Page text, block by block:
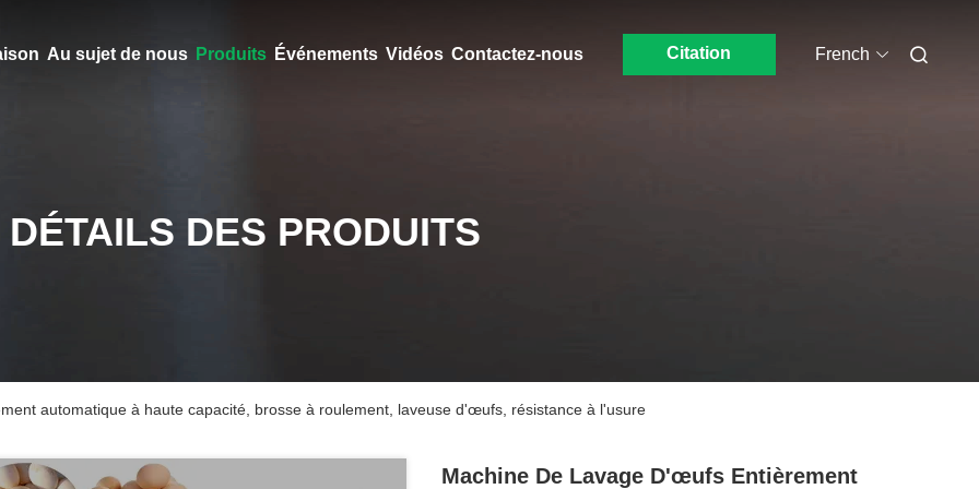
Au sujet de nous Produits Événements Vidéos Contactez-nous Citation French
DÉTAILS DES PRODUITS
automatique à haute capacité, brosse à roulement, laveuse d'œufs, résistance à l'usure
Machine De Lavage D'œufs Entièrement